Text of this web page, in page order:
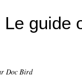
guide
Doc Bird